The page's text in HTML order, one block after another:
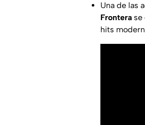
Una de las
Frontera se
hits